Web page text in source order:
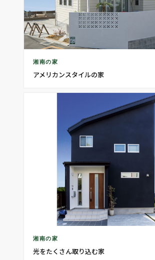
湘南の家
アメリカンスタイルの家
湘南の家
光をたくさん取り込む家